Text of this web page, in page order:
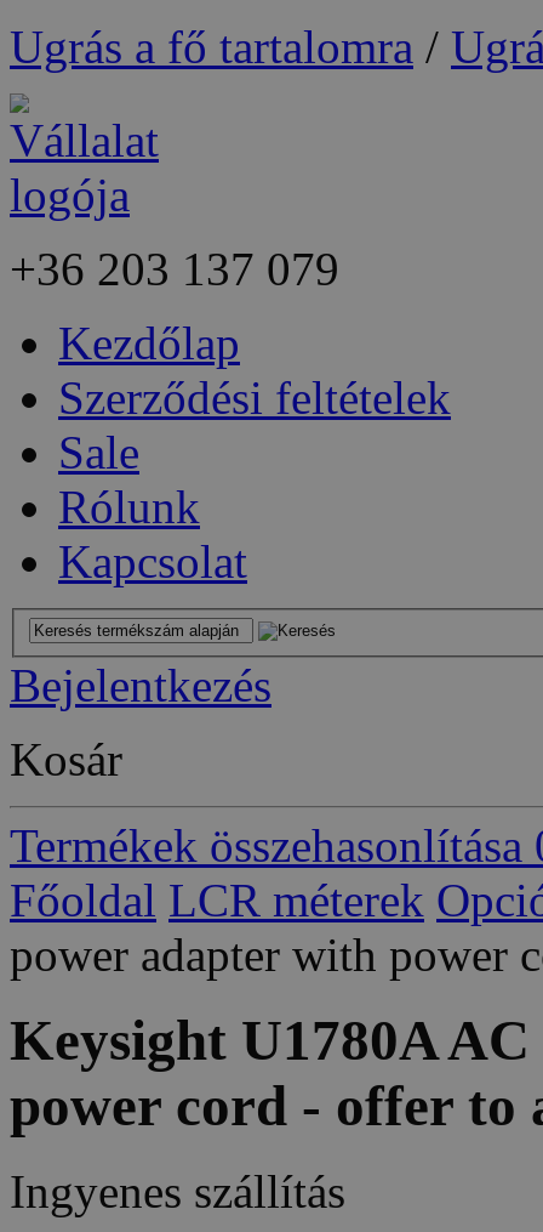
Ugrás a fő tartalomra /
+36 203 137 079
Kezdőlap
Szerződési feltételek
Sale
Rólunk
Kapcsolat
Bejelentkezés
Kosár
Termékek összehasonlítása
Főoldal LCR méterek
power adapter with power
Keysight U1780A
power cord - offer to
Ingyenes szállítás